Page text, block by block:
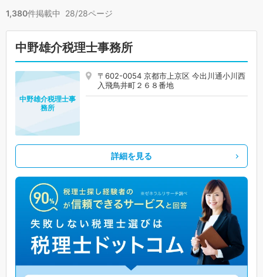
1,380件掲載中 28/28ページ
中野雄介税理士事務所
〒602-0054 京都市上京区 今出川通小川西
入飛鳥井町２６８番地
中野雄介税理士事
務所
詳細を見る